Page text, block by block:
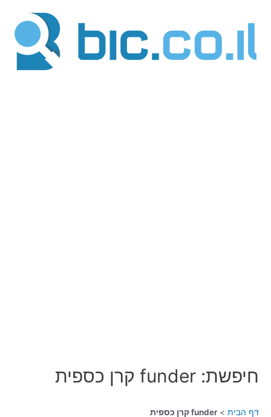
חיפשת: funder קרן כספית
דף הבית
funder קרן כספית